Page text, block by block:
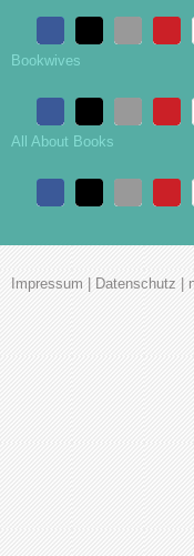
Bookwives
All About Books
Impressum Datenschutz